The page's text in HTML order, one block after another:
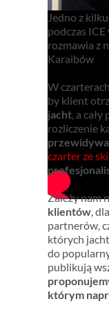
Jedno z
podczas
rozmawia z
Karaibów
W
by klient
jacht, a
rozliczenie
czarter ze
Zależy nam
klientów,
partnerów,
których
do
publikują
którym